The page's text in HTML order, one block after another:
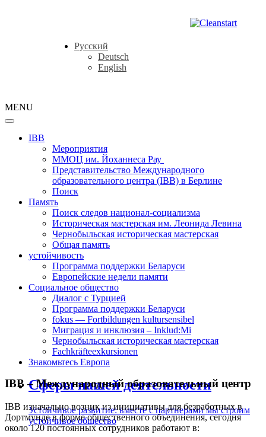
Русский
Deutsch
English
MENU
IBB
Мероприятия
ММОЦ им. Йоханнеса Рау
Представительство Международного
образовательного центра (IBB) в Берлине
Поиск
Память
Поиск следов национал-социализма
Историческая мастерская им. Леонида Левина
Чернобыльская историческая мастерская
Общая память
устойчивость
Программа поддержки Беларуси
Европейские недели памяти
Социальное общество
Диалог с Турцией
Программа поддержки Беларуси
fokus — Fortbildungen kultursensibel
Миграция и инклюзия – Inklud:Mi
Чернобыльская историческая мастерская
Fachkräfteexkursionen
Знакомьтесь Европа
Сферы нашей деятельности
Устойчивое развитие: вместе с партнерами мы строим
устойчивое общество
IBB – Международный образовательный центр
IBB изначально возник из инициативы для безработных в
Дортмунде в форме общественного объединения, сегодня
около 120 постоянных сотрудников работают в: